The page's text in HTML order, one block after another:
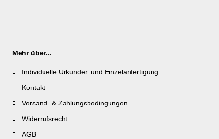
Mehr über...
Individuelle Urkunden und Einzelanfertigung
Kontakt
Versand- & Zahlungsbedingungen
Widerrufsrecht
AGB